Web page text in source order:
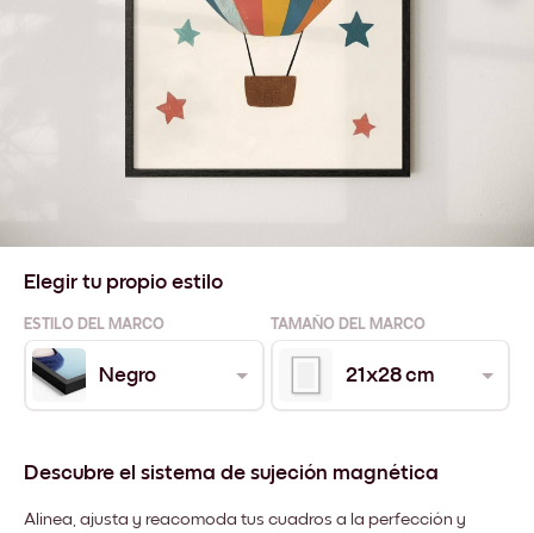
Elegir tu propio estilo
ESTILO DEL MARCO TAMAÑO DEL MARCO
Negro 21x28 cm
Descubre el sistema de sujeción magnética
Alinea, ajusta y reacomoda tus cuadros a la perfección y